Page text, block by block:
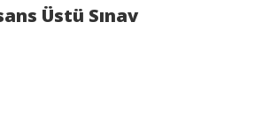
Üstü Sınav